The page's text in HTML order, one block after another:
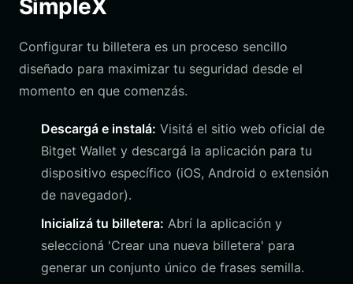
SimpleX
Configurar tu billetera es un proceso sencillo
diseñado para maximizar tu seguridad desde el
momento en que comenzás.
Descargá e instalá: Visitá el sitio web oficial de
Bitget Wallet y descargá la aplicación para tu
dispositivo específico (iOS, Android o extensión
de navegador).
Inicializá tu billetera: Abrí la aplicación y
seleccioná 'Crear una nueva billetera' para
generar un conjunto único de frases semilla.